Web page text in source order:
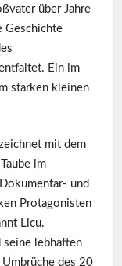
über Jahre
Geschichte
Ein im
starken kleinen
mit dem
im
und
Protagonisten
Licu.
seine lebhaften
des 20